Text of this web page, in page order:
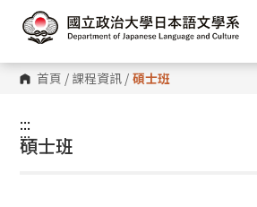
內
容 首頁 / 課程資訊 / 碩士班
:::
:::
碩士班